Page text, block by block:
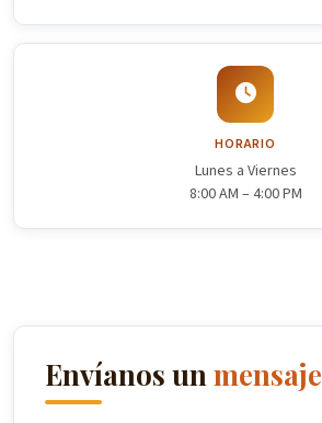
HORARIO
Lunes a Viernes
8:00 AM – 4:00 PM
Envíanos un mensaje